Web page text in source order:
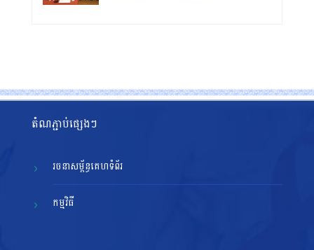
តំណភ្ជាប់ផ្សេងៗ
រចនាសម្ព័ន្ធគេហទំព័រ
កម្មវិធី